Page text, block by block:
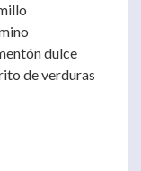
dulce
de verduras